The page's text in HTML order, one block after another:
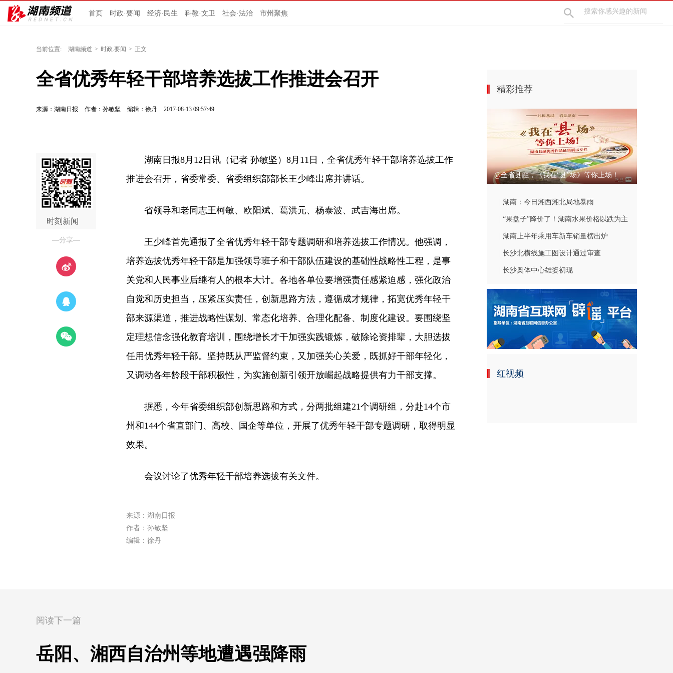
首页 时政·要闻 经济·民生 科教·文卫 社会·法治 市州聚焦
当前位置: 湖南频道 > 时政.要闻 > 正文
全省优秀年轻干部培养选拔工作推进会召开
来源：湖南日报 作者：孙敏坚 编辑：徐丹 2017-08-13 09:57:49
时刻新闻
—分享—
湖南日报8月12日讯（记者 孙敏坚）8月11日，全省优秀年轻干部培养选拔工作
推进会召开，省委常委、省委组织部部长王少峰出席并讲话。
省领导和老同志王柯敏、欧阳斌、葛洪元、杨泰波、武吉海出席。
王少峰首先通报了全省优秀年轻干部专题调研和培养选拔工作情况。他强调，
培养选拔优秀年轻干部是加强领导班子和干部队伍建设的基础性战略性工程，是事
关党和人民事业后继有人的根本大计。各地各单位要增强责任感紧迫感，强化政治
自觉和历史担当，压紧压实责任，创新思路方法，遵循成才规律，拓宽优秀年轻干
部来源渠道，推进战略性谋划、常态化培养、合理化配备、制度化建设。要围绕坚
定理想信念强化教育培训，围绕增长才干加强实践锻炼，破除论资排辈，大胆选拔
任用优秀年轻干部。坚持既从严监督约束，又加强关心关爱，既抓好干部年轻化，
又调动各年龄段干部积极性，为实施创新引领开放崛起战略提供有力干部支撑。
据悉，今年省委组织部创新思路和方式，分两批组建21个调研组，分赴14个市
州和144个省直部门、高校、国企等单位，开展了优秀年轻干部专题调研，取得明显
效果。
会议讨论了优秀年轻干部培养选拔有关文件。
来源：湖南日报
作者：孙敏坚
编辑：徐丹
精彩推荐
@全省县融，《我在“县”场》等你上场！
| 湖南：今日湘西湘北局地暴雨
| “果盘子”降价了！湖南水果价格以跌为主
| 湖南上半年乘用车新车销量榜出炉
| 长沙北横线施工图设计通过审查
| 长沙奥体中心雄姿初现
红视频
阅读下一篇
岳阳、湘西自治州等地遭遇强降雨